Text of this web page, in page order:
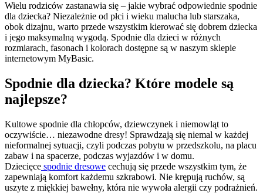
Wielu rodziców zastanawia się – jakie wybrać odpowiednie spodnie
dla dziecka? Niezależnie od płci i wieku malucha lub starszaka,
obok dizajnu, warto przede wszystkim kierować się dobrem dziecka
i jego maksymalną wygodą. Spodnie dla dzieci w różnych
rozmiarach, fasonach i kolorach dostępne są w naszym sklepie
internetowym MyBasic.
Spodnie dla dziecka? Które modele są
najlepsze?
Kultowe spodnie dla chłopców, dziewczynek i niemowląt to
oczywiście… niezawodne dresy! Sprawdzają się niemal w każdej
nieformalnej sytuacji, czyli podczas pobytu w przedszkolu, na placu
zabaw i na spacerze, podczas wyjazdów i w domu.
Dziecięce spodnie dresowe cechują się przede wszystkim tym, że
zapewniają komfort każdemu szkrabowi. Nie krępują ruchów, są
uszyte z miękkiej bawełny, która nie wywoła alergii czy podrażnień.